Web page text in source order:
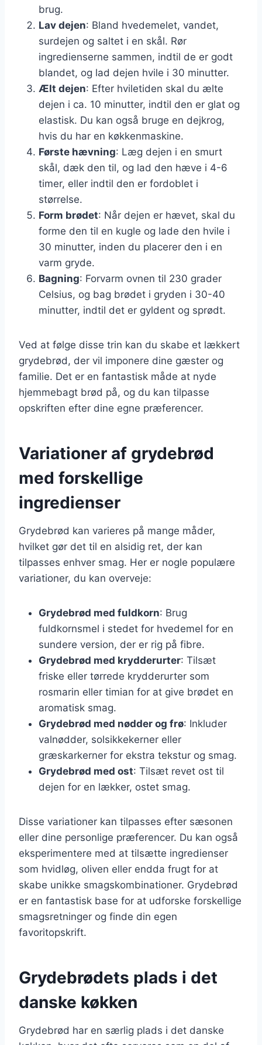
brug.
Lav dejen: Bland hvedemelet, vandet,
surdejen og saltet i en skål. Rør
ingredienserne sammen, indtil de er godt
blandet, og lad dejen hvile i 30 minutter.
Ælt dejen: Efter hviletiden skal du ælte
dejen i ca. 10 minutter, indtil den er glat og
elastisk. Du kan også bruge en dejkrog,
hvis du har en køkkenmaskine.
Første hævning: Læg dejen i en smurt
skål, dæk den til, og lad den hæve i 4-6
timer, eller indtil den er fordoblet i
størrelse.
Form brødet: Når dejen er hævet, skal du
forme den til en kugle og lade den hvile i
30 minutter, inden du placerer den i en
varm gryde.
Bagning: Forvarm ovnen til 230 grader
Celsius, og bag brødet i gryden i 30-40
minutter, indtil det er gyldent og sprødt.
Ved at følge disse trin kan du skabe et lækkert
grydebrød, der vil imponere dine gæster og
familie. Det er en fantastisk måde at nyde
hjemmebagt brød på, og du kan tilpasse
opskriften efter dine egne præferencer.
Variationer af grydebrød
med forskellige
ingredienser
Grydebrød kan varieres på mange måder,
hvilket gør det til en alsidig ret, der kan
tilpasses enhver smag. Her er nogle populære
variationer, du kan overveje:
Grydebrød med fuldkorn: Brug
fuldkornsmel i stedet for hvedemel for en
sundere version, der er rig på fibre.
Grydebrød med krydderurter: Tilsæt
friske eller tørrede krydderurter som
rosmarin eller timian for at give brødet en
aromatisk smag.
Grydebrød med nødder og frø: Inkluder
valnødder, solsikkekerner eller
græskarkerner for ekstra tekstur og smag.
Grydebrød med ost: Tilsæt revet ost til
dejen for en lækker, ostet smag.
Disse variationer kan tilpasses efter sæsonen
eller dine personlige præferencer. Du kan også
eksperimentere med at tilsætte ingredienser
som hvidløg, oliven eller endda frugt for at
skabe unikke smagskombinationer. Grydebrød
er en fantastisk base for at udforske forskellige
smagsretninger og finde din egen
favoritopskrift.
Grydebrødets plads i det
danske køkken
Grydebrød har en særlig plads i det danske